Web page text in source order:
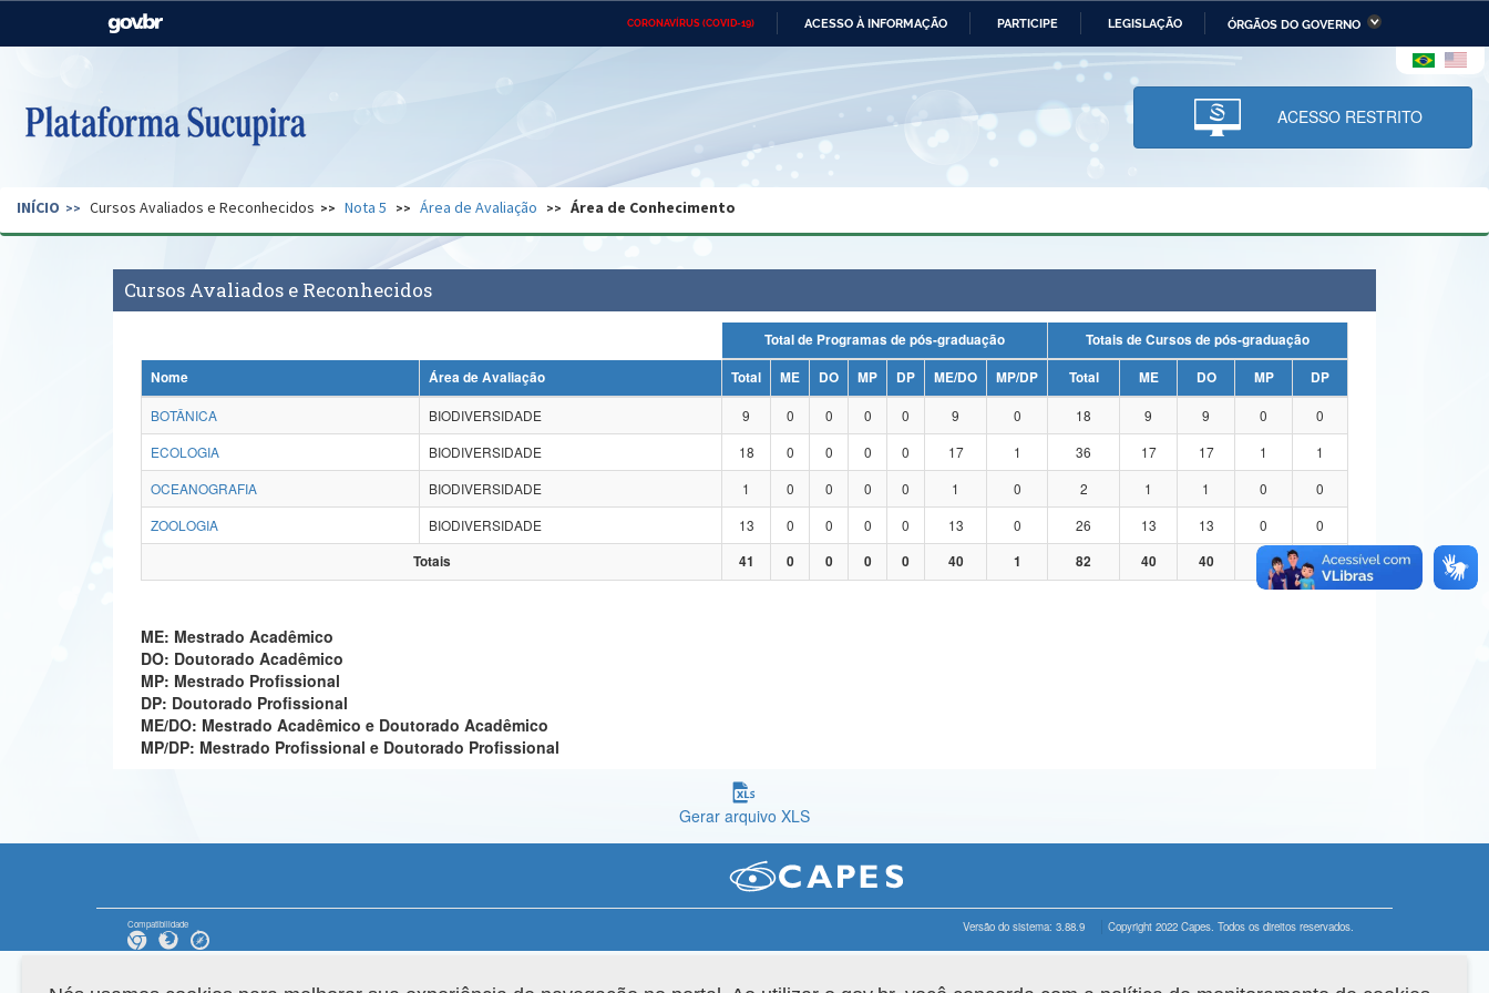
CORONAVÍRUS (COVID-19) ACESSO À INFORMAÇÃO PARTICIPE LEGISLAÇÃO ÓRGÃOS DO GOVERNO
Casa Civil Ministério das Relações Ministério da Economia Ministério da Infraestrutura
Pecuária e Abastecimento
Ministério da Ciência,
Tecnologia, Inovações e
Comunicações
Ministério do Desenvolvimento
Regional e dos Direitos Humanos
Secretaria de Governo Gabinete de Segurança Advocacia-Geral da União Banco Central do Brasil Planalto
ACESSO RESTRITO
INÍCIO Cursos Avaliados e Reconhecidos Nota 5 Área de Avaliação Área de Conhecimento
Cursos Avaliados e Reconhecidos
Total de Programas de pós-graduação
Totais de Cursos de pós-graduação
Nome
Área de Avaliação Total ME DO MP DP ME/DO MP/DP Total ME DO MP
DP
BOTÂNICA
BIODIVERSIDADE 9 0 0 0 0 9 0 18 9 9 0
0
ECOLOGIA
BIODIVERSIDADE 18 0 0 0 0 17 1 36 17 17 1
1
OCEANOGRAFIA
BIODIVERSIDADE 1 0 0 0 0 1 0 2 1 1 0
0
ZOOLOGIA
BIODIVERSIDADE 13 0 0 0 0 13 0 26 13 13 0
0
Totais
41 0 0 0 0 40 1 82 40 40 1
ME: Mestrado Acadêmico
DO: Doutorado Acadêmico
MP: Mestrado Profissional
DP: Doutorado Profissional
ME/DO: Mestrado Acadêmico e Doutorado Acadêmico
MP/DP: Mestrado Profissional e Doutorado Profissional
Gerar arquivo XLS
Compatibilidade Versão do sistema: 3.88.9 Copyright 2022 Capes. Todos os direitos reservados.